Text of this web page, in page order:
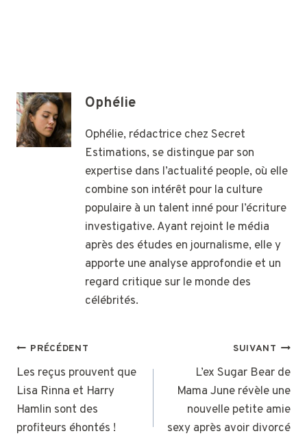
Ophélie
Ophélie, rédactrice chez Secret
Estimations, se distingue par son
expertise dans l’actualité people, où elle
combine son intérêt pour la culture
populaire à un talent inné pour l’écriture
investigative. Ayant rejoint le média
après des études en journalisme, elle y
apporte une analyse approfondie et un
regard critique sur le monde des
célébrités.
NAVIGATION
DE
L’ARTICLE
PRÉCÉDENT
Les reçus prouvent que
Lisa Rinna et Harry
Hamlin sont des
profiteurs éhontés !
SUIVANT
L’ex Sugar Bear de
Mama June révèle une
nouvelle petite amie
sexy après avoir divorcé